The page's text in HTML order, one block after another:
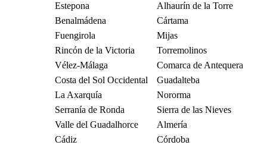
Estepona
Alhaurín de la Torre
Benalmádena
Cártama
Fuengirola
Mijas
Rincón de la Victoria
Torremolinos
Vélez-Málaga
Comarca de Antequera
Costa del Sol Occidental
Guadalteba
La Axarquía
Nororma
Serranía de Ronda
Sierra de las Nieves
Valle del Guadalhorce
Almería
Cádiz
Córdoba